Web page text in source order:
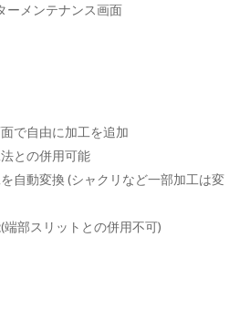
ーメンテナンス画面
で自由に加工を追加
との併用可能
自動変換 (シャクリなど一部加工は変
部スリットとの併用不可)